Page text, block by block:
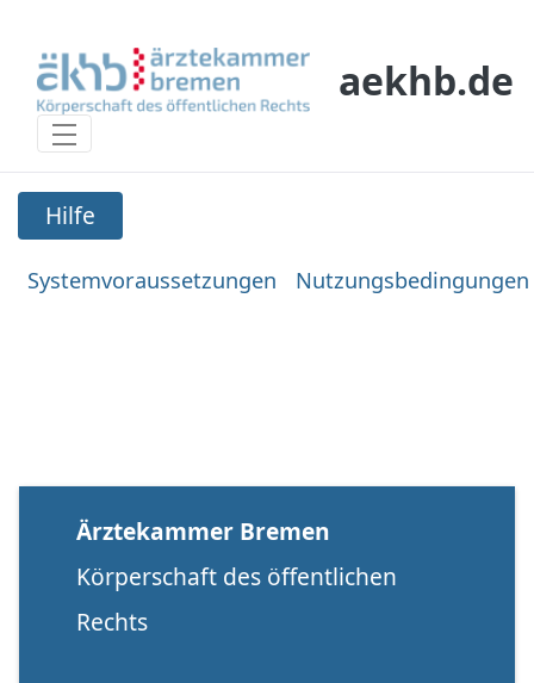
aekhb.de
Hilfe
Hilfe
Systemvoraussetzungen Nutzungsbedingungen
Ärztekammer Bremen
Körperschaft des öffentlichen
Rechts